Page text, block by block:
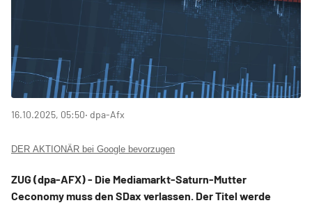
16.10.2025, 05:50‧ dpa-Afx
DER AKTIONÄR bei Google bevorzugen
ZUG (dpa-AFX) - Die Mediamarkt-Saturn-Mutter
Ceconomymuss den SDax verlassen. Der Titel werde